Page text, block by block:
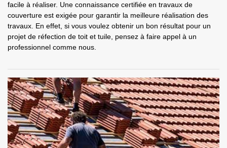
facile à réaliser. Une connaissance certifiée en travaux de
couverture est exigée pour garantir la meilleure réalisation des
travaux. En effet, si vous voulez obtenir un bon résultat pour un
projet de réfection de toit et tuile, pensez à faire appel à un
professionnel comme nous.